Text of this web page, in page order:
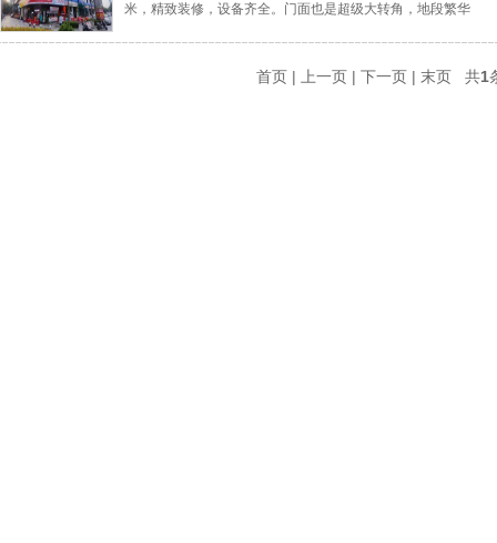
米，精致装修，设备齐全。门面也是超级大转角，地段繁华
首页 | 上一页 | 下一页 | 末页 共1